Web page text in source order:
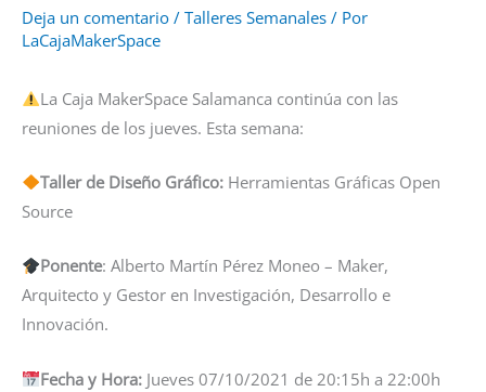
Deja un comentario / Talleres Semanales / Por
LaCajaMakerSpace
La Caja MakerSpace Salamanca continúa con las
reuniones de los jueves. Esta semana:
Taller de Diseño Gráfico:Herramientas Gráficas Open
Source
Ponente: Alberto Martín Pérez Moneo – Maker,
Arquitecto y Gestor en Investigación, Desarrollo e
Innovación.
Fecha y Hora:Jueves 07/10/2021 de 20:15h a 22:00h